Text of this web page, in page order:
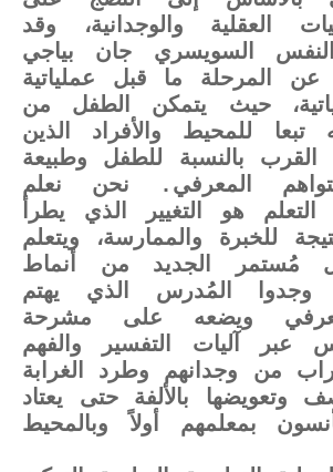
العقلية والوجدانية، وقد
السويسري جان بياجي
المرحلة ما قبل عملياتية
حيث يتمكن الطفل من
تبعا للمحيط والأفراد الذين
بالنسبة للطفل وطبيعة
المعرفي. نحن نعلم
هو التغيير الذي يطرأ
للخبرة والممارسة، ويتعلم
مُستمر الجديد من أنماط
وجدوا المُدرس الذي يهتم
ويضعه على مشرحة
عبر آليات التفسير والفهم
من وجدانهم وطرد الغرابة
وتعويضها بالألفة حتى يعتاد
بمعلمهم أولاً وبالمحيط